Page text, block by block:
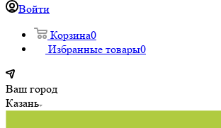
Войти
Корзина0
Избранные товары0
Ваш город
Казань